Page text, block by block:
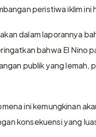
peristiwa iklim
dalam laporannya
bahwa El
publik yang
ini kemungkinan
konsekuensi yang